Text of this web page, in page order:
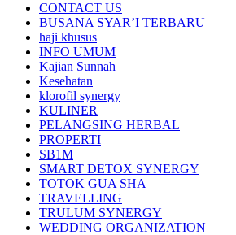
CONTACT US
BUSANA SYAR’I TERBARU
haji khusus
INFO UMUM
Kajian Sunnah
Kesehatan
klorofil synergy
KULINER
PELANGSING HERBAL
PROPERTI
SB1M
SMART DETOX SYNERGY
TOTOK GUA SHA
TRAVELLING
TRULUM SYNERGY
WEDDING ORGANIZATION